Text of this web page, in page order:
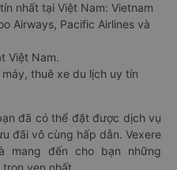
nhất tại Việt Nam: Vietnam
Airways, Pacific Airlines và
Việt Nam.
thuê xe du lịch uy tín
đã có thể đặt được dịch vụ
đãi vô cùng hấp dẫn. Vexere
mang đến cho bạn những
vẹn nhất.